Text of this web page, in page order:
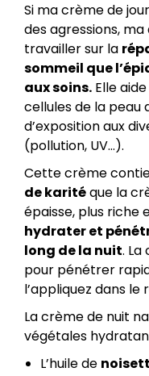
Si ma crème de
des agressions,
travailler sur la
sommeil que
aux soins. Elle
cellules de la peau
d’exposition aux
(pollution, UV…).
Cette crème
de karitéque la
épaisse, plus riche
hydrater et
long de la nuit.
pour pénétrer
l’appliquez dans le
La crème de nuit
végétales
L’huile de